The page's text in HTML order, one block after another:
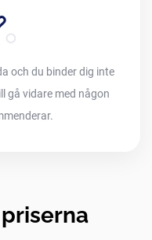
och du binder dig inte
gå vidare med någon